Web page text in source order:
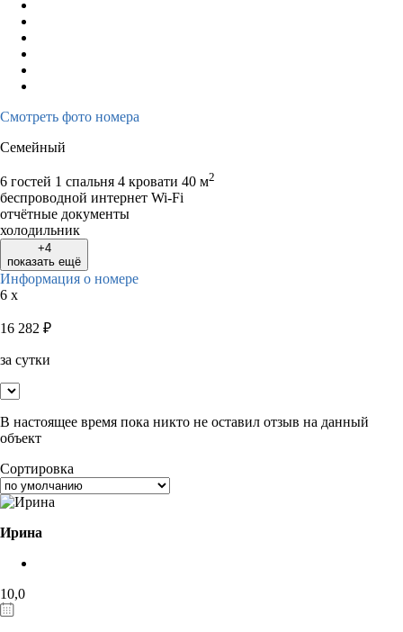
Смотреть фото номера
Семейный
6 гостей 1 спальня 4 кровати 40 м2
беспроводной интернет Wi-Fi
отчётные документы
холодильник
+4
показать ещё
Информация о номере
6 x
16 282 ₽
за сутки
В настоящее время пока никто не оставил отзыв на данный
объект
Сортировка
Ирина
10,0